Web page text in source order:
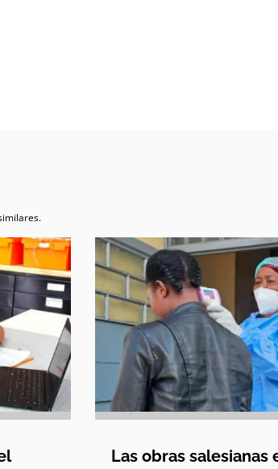
Las obras salesianas